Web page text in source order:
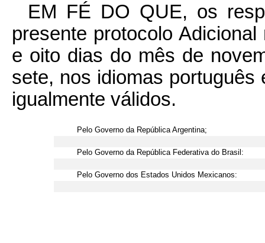
EM FÉ DO QUE, os
presente protocolo
e oito dias do mês de
sete, nos idiomas
igualmente válidos.
Pelo Governo da República Argentina;
Pelo Governo da República Federativa do Brasil:
Pelo Governo dos Estados Unidos Mexicanos: